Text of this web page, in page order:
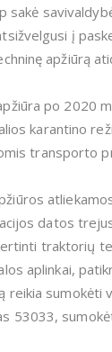
į
apžiūrą
po 2020
karantino
transporto
datos
traktorių
aplinkai,
reikia sumokėti
53033,